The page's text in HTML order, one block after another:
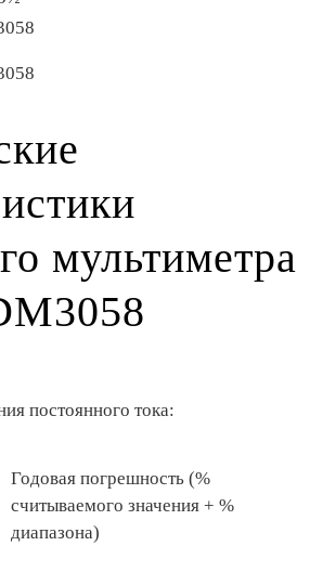
мультиметра
постоянного тока:
Годовая погрешность (%
считываемого значения + %
диапазона)